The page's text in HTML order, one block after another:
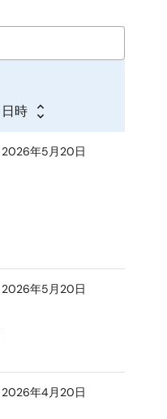
日時
2026年5月20日
2026年5月20日
2026年4月20日